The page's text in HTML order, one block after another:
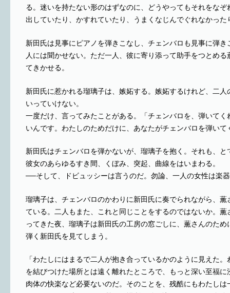
る。迷いを持たない形のはずなのに、どうやってもそれをなぞ
出していたり、かすれていたり、うまくなじんでぐれなかった
新田氏は見事にピアノを弾きこなし、チェンバロも見事に弾き
人には聞かせない。ただ一人、彼に寄り添って助手をつとめ
てきかせる。
新田氏に惹かれる瑠璃子は、嫉妬する。嫉妬するけれど、二人
いっていけない。
一度だけ、言ってみたことがある。「チェンバロを、弾いてく
いんです。わたしのためだけに、あなたがチェンバロを弾いて
新田氏はチェンバロを弾かないが、瑠璃子を抱く。それも、と
彼女のあらゆるすき間、くぼみ、突起、曲線をはいまわる。
──そして、ドビュッシーは言うのだ。勿論、一人の女性は楽
瑠璃子は、チェンバロのかわりに新田氏に奏でられながら、薫
ている。二人もまた、これと同じことをするのではないか。薫
ってきた夜、瑠璃子は新田氏の工房の窓ごしに、薫さんのた
弾く新田氏を見てしまう。
「わたしにはまるで二人が抱き合っているかのように見えた
を結びつけた場所とは遠く離れたところで、もっと深い至福に
肉体の快楽など必要ないのだ。そのことを、残酷にもわたしは